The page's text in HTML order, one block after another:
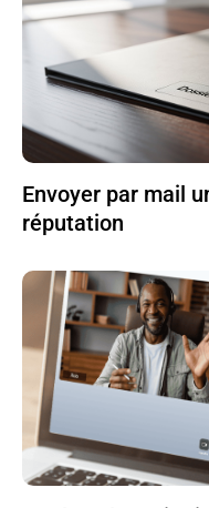
Envoyer par mail
réputation